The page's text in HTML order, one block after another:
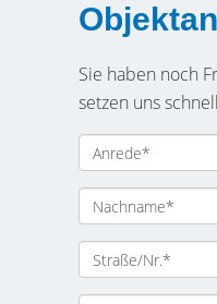
Sie haben noch
setzen uns